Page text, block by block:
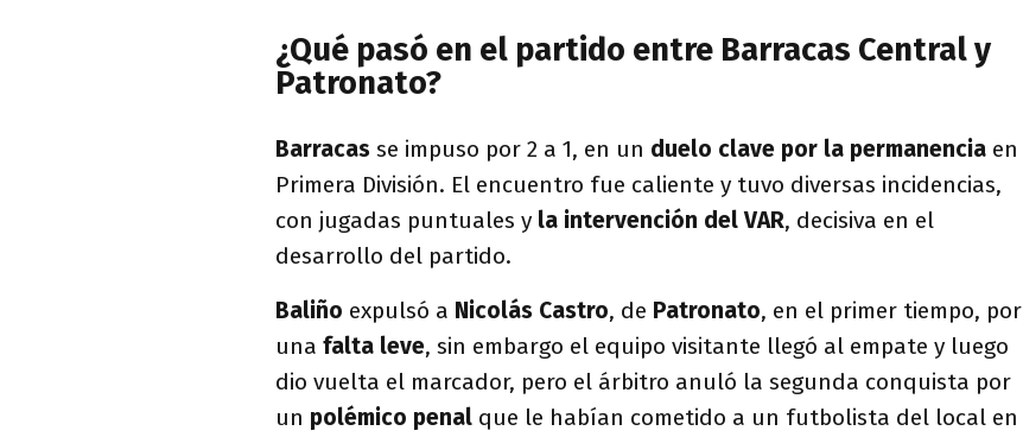
¿Qué pasó en el partido entre Barracas Central y
Patronato?
Barracas se impuso por 2 a 1, en un duelo clave por la permanencia en
Primera División. El encuentro fue caliente y tuvo diversas incidencias,
con jugadas puntuales y la intervención del VAR, decisiva en el
desarrollo del partido.
Baliño expulsó a Nicolás Castro, de Patronato, en el primer tiempo, por
una falta leve, sin embargo el equipo visitante llegó al empate y luego
dio vuelta el marcador, pero el árbitro anuló la segunda conquista por
un polémico penal que le habían cometido a un futbolista del local en